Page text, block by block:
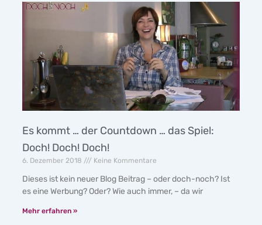
Es kommt … der Countdown … das Spiel:
Doch! Doch! Doch!
6. Dezember 2018 Keine Kommentare
Dieses ist kein neuer Blog Beitrag – oder doch-noch? Ist
es eine Werbung? Oder? Wie auch immer, – da wir
Mehr erfahren »